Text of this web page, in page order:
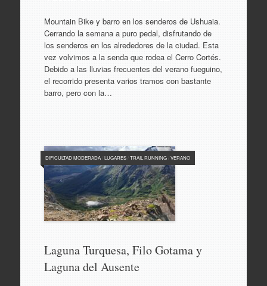
Mountain Bike y barro en los senderos de Ushuaia.
Cerrando la semana a puro pedal, disfrutando de
los senderos en los alrededores de la ciudad. Esta
vez volvimos a la senda que rodea el Cerro Cortés.
Debido a las lluvias frecuentes del verano fueguino,
el recorrido presenta varios tramos con bastante
barro, pero con la…
DIFICULTAD MODERADA/LUGARES/TRAIL RUNNING/VERANO
Laguna Turquesa, Filo Gotama y
Laguna del Ausente